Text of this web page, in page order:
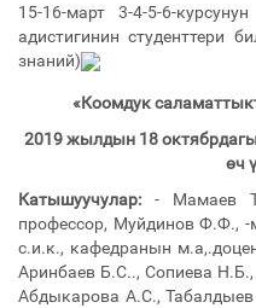
15-16-март 3-4-5-6-
адистигинин студенттери
знаний)
«Коомдук
2019 жылдын 18
өч
Катышуучулар: - Мамаев
профессор, Муйдинов Ф.Ф.,
с.и.к., кафедранын
Аринбаев Б.С.., Сопиева
Абдыкарова А.С.,